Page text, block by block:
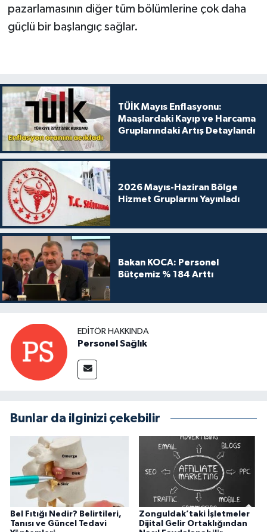
pazarlamasının diğer tüm bölümlerine çok daha
güçlü bir başlangıç sağlar.
TÜİK Mayıs Enflasyonu:
Maaşlardaki Kayıp ve Harcama
Gruplarındaki Artış Detaylandı
2026 Mayıs-Haziran Bölge
Hizmet Gruplarını Yayınladı
Bakan KOCA: Personel
Bütçemiz % 184 Arttı
EDITÖR HAKKINDA
Personel Sağlık
Bunlar da ilginizi çekebilir
Bel Fıtığı Nedir? Belirtileri,
Tanısı ve Güncel Tedavi
Zonguldak’taki İşletmeler
Dijital Gelir Ortaklığından